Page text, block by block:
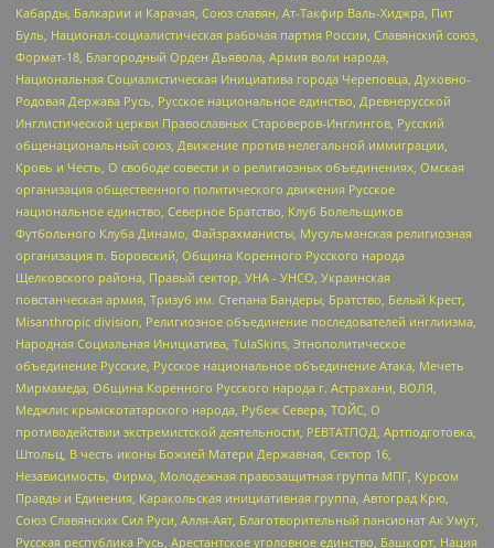
Кабарды, Балкарии и Карачая, Союз славян, Ат-Такфир Валь-Хиджра, Пит
Буль, Национал-социалистическая рабочая партия России, Славянский союз,
Формат-18, Благородный Орден Дьявола, Армия воли народа,
Национальная Социалистическая Инициатива города Череповца, Духовно-
Родовая Держава Русь, Русское национальное единство, Древнерусской
Инглистической церкви Православных Староверов-Инглингов, Русский
общенациональный союз, Движение против нелегальной иммиграции,
Кровь и Честь, О свободе совести и о религиозных объединениях, Омская
организация общественного политического движения Русское
национальное единство, Северное Братство, Клуб Болельщиков
Футбольного Клуба Динамо, Файзрахманисты, Мусульманская религиозная
организация п. Боровский, Община Коренного Русского народа
Щелковского района, Правый сектор, УНА - УНСО, Украинская
повстанческая армия, Тризуб им. Степана Бандеры, Братство, Белый Крест,
Misanthropic division, Религиозное объединение последователей инглиизма,
Народная Социальная Инициатива, TulaSkins, Этнополитическое
объединение Русские, Русское национальное объединение Атака, Мечеть
Мирмамеда, Община Коренного Русского народа г. Астрахани, ВОЛЯ,
Меджлис крымскотатарского народа, Рубеж Севера, ТОЙС, О
противодействии экстремистской деятельности, РЕВТАТПОД, Артподготовка,
Штольц, В честь иконы Божией Матери Державная, Сектор 16,
Независимость, Фирма, Молодежная правозащитная группа МПГ, Курсом
Правды и Единения, Каракольская инициативная группа, Автоград Крю,
Союз Славянских Сил Руси, Алля-Аят, Благотворительный пансионат Ак Умут,
Русская республика Русь, Арестантское уголовное единство, Башкорт, Нация